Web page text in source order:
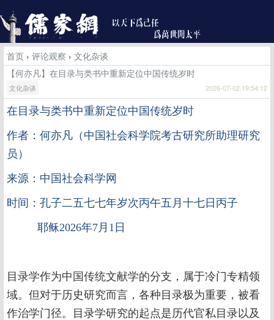
首页 › 评论观察 › 文化杂谈
【何亦凡】在目录与类书中重新定位中国传统岁时
文化杂谈 2026-07-02 19:54:12
在目录与类书中重新定位中国传统岁时
作者：何亦凡（中国社会科学院考古研究所助理研究
员）
来源：中国社会科学网
时间：孔子二五七七年岁次丙午五月十七日丙子
耶稣2026年7月1日
目录学作为中国传统文献学的分支，属于冷门专精领
域。但对于历史研究而言，各种目录极为重要，被看
作治学门径。目录学研究的起点是历代官私目录以及